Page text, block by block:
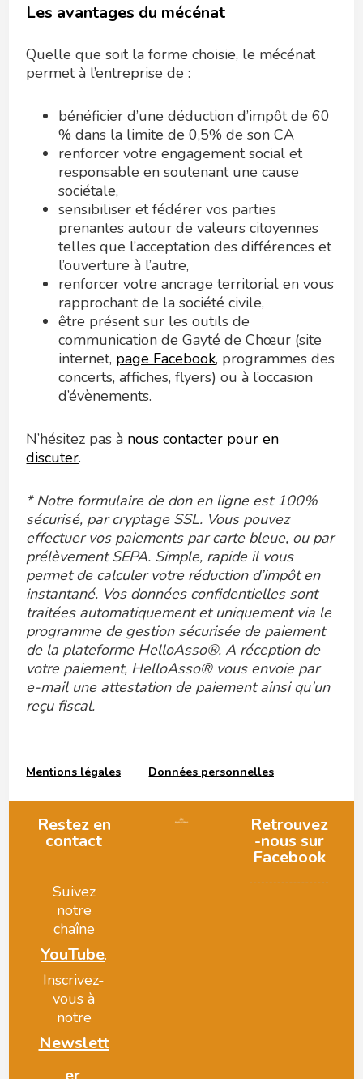
Les avantages du mécénat
Quelle que soit la forme choisie, le mécénat
permet à l’entreprise de :
bénéficier d’une déduction d’impôt de 60
% dans la limite de 0,5% de son CA
renforcer votre engagement social et
responsable en soutenant une cause
sociétale,
sensibiliser et fédérer vos parties
prenantes autour de valeurs citoyennes
telles que l’acceptation des différences et
l’ouverture à l’autre,
renforcer votre ancrage territorial en vous
rapprochant de la société civile,
être présent sur les outils de
communication de Gayté de Chœur (site
internet, page Facebook, programmes des
concerts, affiches, flyers) ou à l’occasion
d’évènements.
N’hésitez pas à nous contacter pour en
discuter.
* Notre formulaire de don en ligne est 100%
sécurisé, par cryptage SSL. Vous pouvez
effectuer vos paiements par carte bleue, ou par
prélèvement SEPA. Simple, rapide il vous
permet de calculer votre réduction d’impôt en
instantané. Vos données confidentielles sont
traitées automatiquement et uniquement via le
programme de gestion sécurisée de paiement
de la plateforme HelloAsso®. A réception de
votre paiement, HelloAsso® vous envoie par
e-mail une attestation de paiement ainsi qu’un
reçu fiscal.
Mentions légales Données personnelles
Restez en
contact
Suivez
notre
chaîne
YouTube.
Inscrivez-
vous à
notre
Newslett
Retrouvez
-nous sur
Facebook